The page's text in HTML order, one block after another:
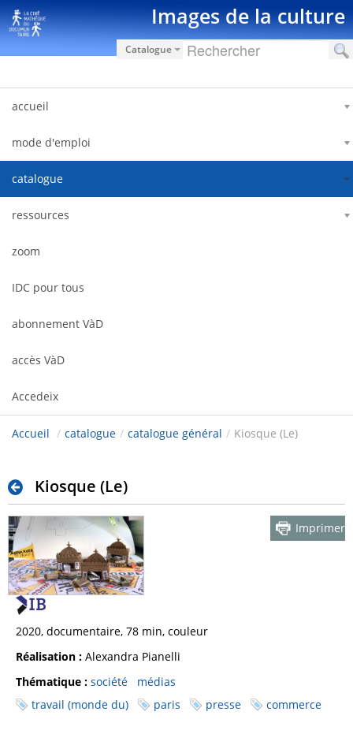
Salta al contigut Images de la culture
Catalogue
accueil
mode d'emploi
catalogue
ressources
zoom
IDC pour tous
abonnement VàD
accès VàD
Accedeix
Accueil / catalogue / catalogue général / Kiosque (Le)
Kiosque (Le)
Imprimer
2020, documentaire, 78 min, couleur
Réalisation : Alexandra Pianelli
Thématique : société
médias
travail (monde du)
paris presse commerce